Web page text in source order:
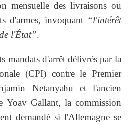
mensuelle des livraisons ou
d'armes, invoquant “l'intérêt
l'État”.
mandats d'arrêt délivrés par la
(CPI) contre le Premier
Netanyahu et l'ancien
Yoav Gallant, la commission
demandé si l'Allemagne se